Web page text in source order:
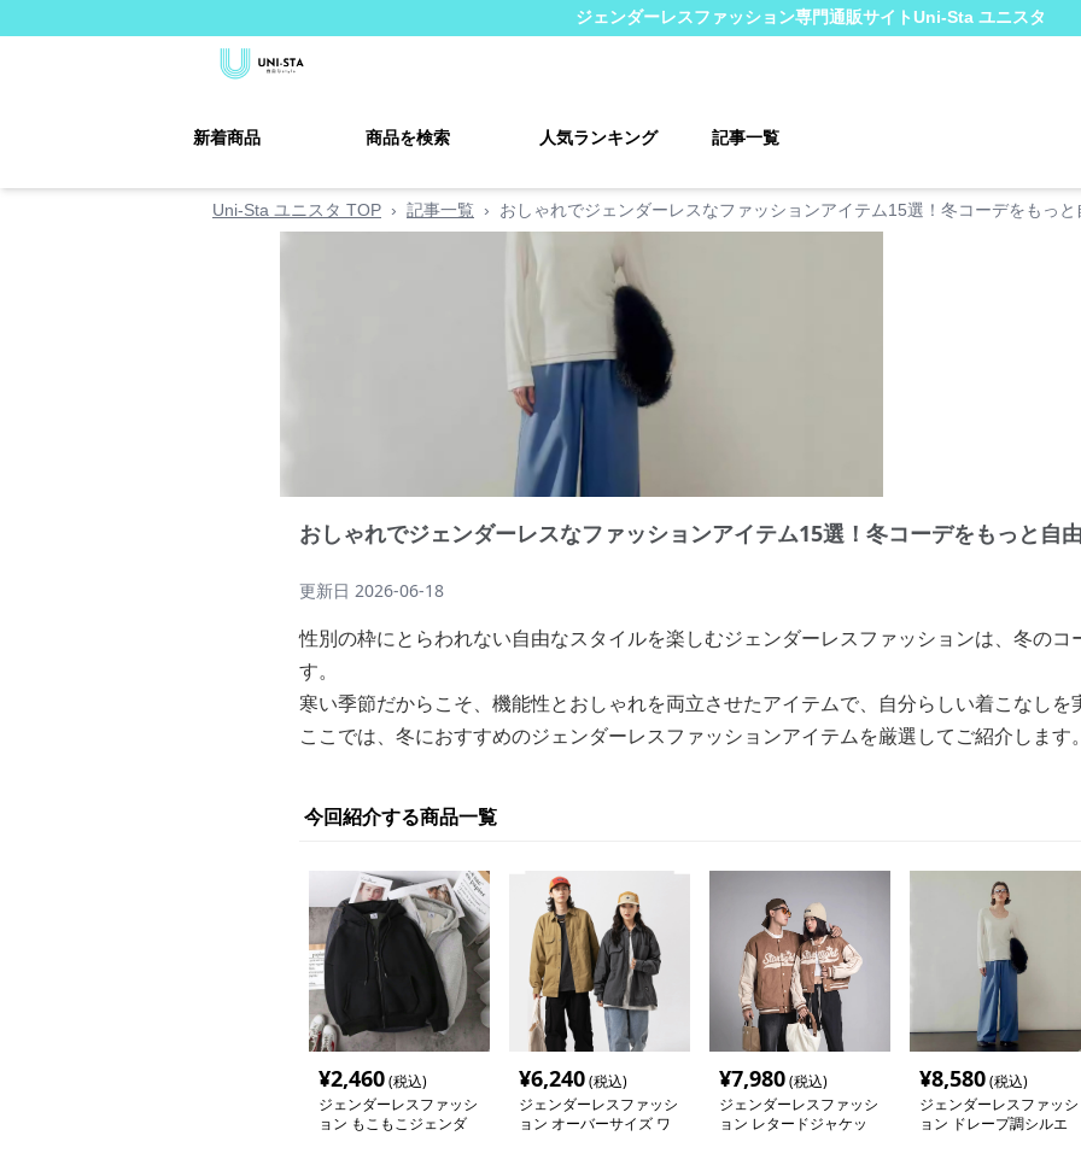
ジェンダーレスファッション専門通販サイトUni-Sta ユニスタ
新着商品 商品を検索 人気ランキング 記事一覧
Uni-Sta ユニスタ TOP › 記事一覧 › おしゃれでジェンダーレスなファッションアイテム15選！冬コーデをもっ
おしゃれでジェンダーレスなファッションアイテム15選！冬コーデをもっと自
更新日 2026-06-18
性別の枠にとらわれない自由なスタイルを楽しむジェンダーレスファッションは、冬の
す。
寒い季節だからこそ、機能性とおしゃれを両立させたアイテムで、自分らしい着こなしを
ここでは、冬におすすめのジェンダーレスファッションアイテムを厳選してご紹介します。
今回紹介する商品一覧
¥2,460(税込)
ジェンダーレスファッシ
ョン もこもこジェンダ
¥6,240(税込)
ジェンダーレスファッシ
ョン オーバーサイズ ワ
¥7,980(税込)
ジェンダーレスファッシ
ョン レタードジャケッ
¥8,580(税込)
ジェンダーレスファッシ
ョン ドレープ調シルエ